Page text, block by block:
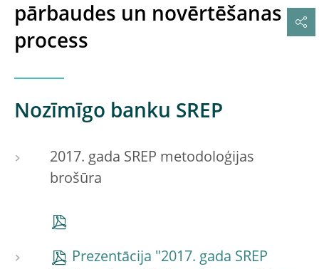
pārbaudes un novērtēšanas
process
Nozīmīgo banku SREP
2017. gada SREP metodoloģijas
brošūra
Prezentācija "2017. gada SREP